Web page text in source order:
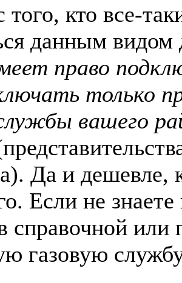
кто все-
данным видом
право
только
вашего
Да и дешевле,
Если не
справочной или
газовую